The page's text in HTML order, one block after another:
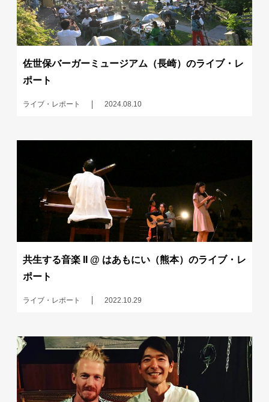
佐世保バーガーミュージアム（長崎）のライブ・レ
ポート
ライブ・レポート 2024.08.10
共生する音楽 II @ はあもにい（熊本）のライブ・レ
ポート
ライブ・レポート 2022.10.29